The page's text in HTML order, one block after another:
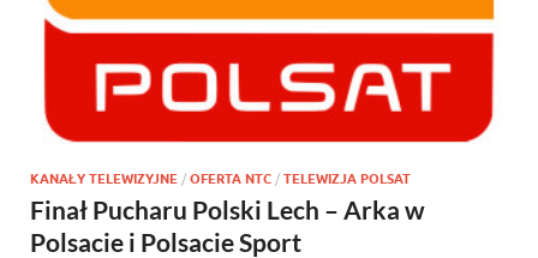
KANAŁY TELEWIZYJNE / OFERTA NTC / TELEWIZJA POLSAT
Finał Pucharu Polski Lech – Arka w
Polsacie i Polsacie Sport